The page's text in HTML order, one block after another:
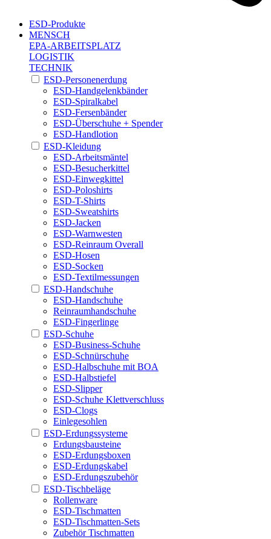
ESD-Produkte
MENSCH
EPA-ARBEITSPLATZ
LOGISTIK
TECHNIK
ESD-Personenerdung
ESD-Handgelenkbänder
ESD-Spiralkabel
ESD-Fersenbänder
ESD-Überschuhe + Spender
ESD-Handlotion
ESD-Kleidung
ESD-Arbeitsmäntel
ESD-Besucherkittel
ESD-Einwegkittel
ESD-Poloshirts
ESD-T-Shirts
ESD-Sweatshirts
ESD-Jacken
ESD-Warnwesten
ESD-Reinraum Overall
ESD-Hosen
ESD-Socken
ESD-Textilmessungen
ESD-Handschuhe
ESD-Handschuhe
Reinraumhandschuhe
ESD-Fingerlinge
ESD-Schuhe
ESD-Business-Schuhe
ESD-Schnürschuhe
ESD-Halbschuhe mit BOA
ESD-Halbstiefel
ESD-Slipper
ESD-Schuhe Klettverschluss
ESD-Clogs
Einlegesohlen
ESD-Erdungssysteme
Erdungsbausteine
ESD-Erdungsboxen
ESD-Erdungskabel
ESD-Erdungszubehör
ESD-Tischbeläge
Rollenware
ESD-Tischmatten
ESD-Tischmatten-Sets
Zubehör Tischmatten